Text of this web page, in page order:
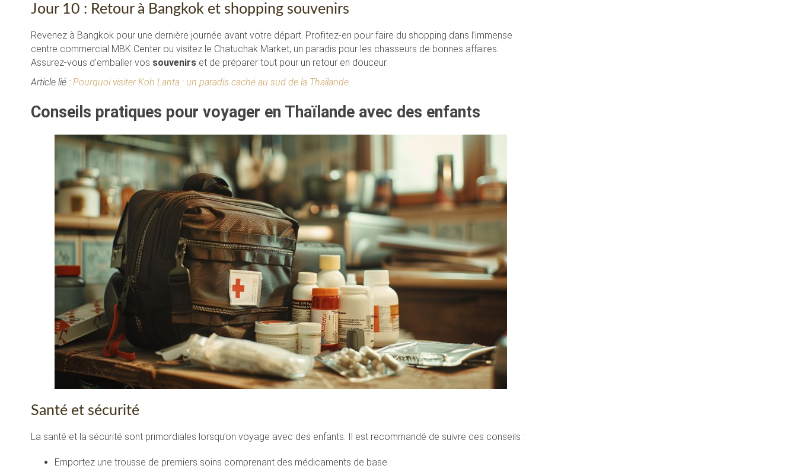
Jour 10 : Retour à Bangkok et shopping souvenirs
Revenez à Bangkok pour une dernière journée avant votre départ. Profitez-en pour faire du shopping dans l’immense
centre commercial MBK Center ou visitez le Chatuchak Market, un paradis pour les chasseurs de bonnes affaires.
Assurez-vous d’emballer vos souvenirs et de préparer tout pour un retour en douceur.
Article lié : Pourquoi visiter Koh Lanta : un paradis caché au sud de la Thaïlande
Conseils pratiques pour voyager en Thaïlande avec des enfants
Santé et sécurité
La santé et la sécurité sont primordiales lorsqu’on voyage avec des enfants. Il est recommandé de suivre ces conseils :
Emportez une trousse de premiers soins comprenant des médicaments de base.